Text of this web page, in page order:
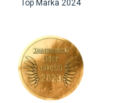
Top Marka 2024